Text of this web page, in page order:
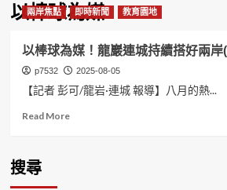
以棒球為媒
兩岸焦點 即時新聞 教育園地
以棒球為媒！龍巖連城持續搭好兩岸
p7532 2025-08-05
【記者 彭可/龍岩·連城 報導】八月的熱...
Read MoreRead
搜尋